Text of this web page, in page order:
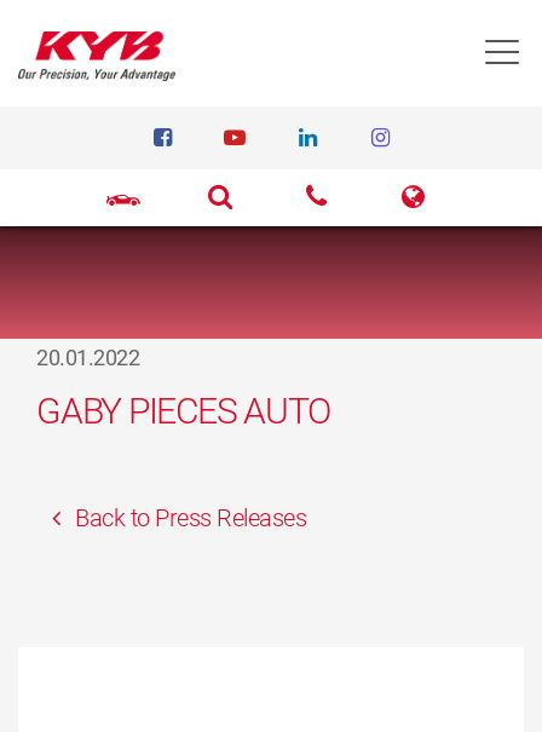
20.01.2022
GABY PIECES AUTO
Back to Press Releases